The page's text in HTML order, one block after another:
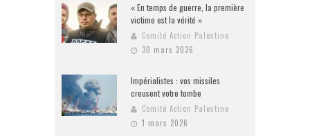
« En temps de guerre, la première
victime est la vérité »
Comité Action Palestine
30 mars 2026
Impérialistes : vos missiles
creusent votre tombe
Comité Action Palestine
1 mars 2026